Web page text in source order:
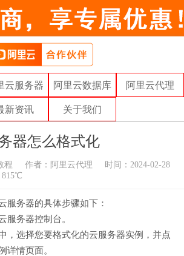
云服务器 阿里云数据库 阿里云代理
新资讯 关于我们
器怎么格式化
程 作者： 阿里云代理
时间：2024-02-28
815℃
服务器的具体步骤如下：
服务器控制台。
，选择您要格式化的云服务器实例，并点
详情页面。